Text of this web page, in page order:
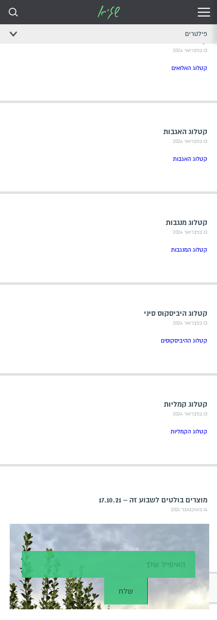
פילטרים
13 בפברואר 2024
קטלוג האלואים
קטלוג האגבות
13 בפברואר 2024
קטלוג האגבות
קטלוג מנגבות
13 בפברואר 2024
קטלוג המנגבות
קטלוג היביסקוס סיני
13 בפברואר 2024
קטלוג ההיביסקוסים
קטלוג קמליות
13 בפברואר 2024
קטלוג הקמליות
מוצרים בולטים לשבוע זה – 17.10.21
14 באוקטובר 2021